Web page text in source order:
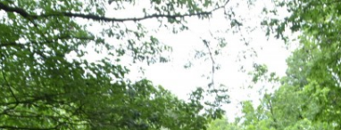
DE VALLEIEN VAN DE RIVIEREN
JULIANA EN EVEGNÉE
VILLAGE D’EVEGNÉE-TIGNÉE –
HET DORP VAN EVEGNÉE-TIGNÉE
BALADE DÉCOUVERTE DU
RUISSEAU SAINTE-JULIENNE
RANDONNÉES-DÉCOUVERTE 5KM
DE LA HAUTE VALLÉE DU
RUISSEAU SAINTE-JULIENNE
LIÈGE – MAASTRICHT – LUIK –
MAASTRICHT
RETINNE – CORNILLON LIÈGE –
RETINNE – CORNILLON LUIK
SAINT MARTIN – CORNILLON